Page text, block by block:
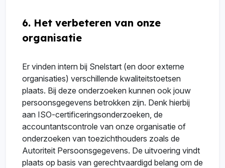
6. Het verbeteren van onze
organisatie
Er vinden intern bij Snelstart (en door externe
organisaties) verschillende kwaliteitstoetsen
plaats. Bij deze onderzoeken kunnen ook jouw
persoonsgegevens betrokken zijn. Denk hierbij
aan ISO-certificeringsonderzoeken, de
accountantscontrole van onze organisatie of
onderzoeken van toezichthouders zoals de
Autoriteit Persoonsgegevens. De uitvoering vindt
plaats op basis van gerechtvaardigd belang om de